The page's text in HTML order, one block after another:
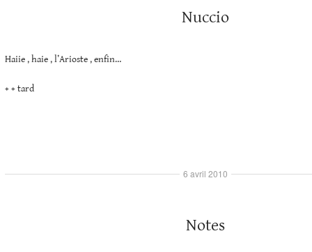
Nuccio
Haiie , haie , l’Arioste , enfin…
+ + tard
Notes
6 avril 2010